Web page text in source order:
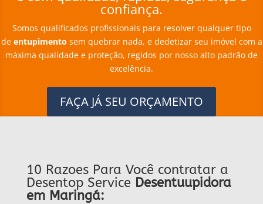
confiança.
Somos qualificados profissionais para resolver qualquer tipo
de entupimento sem quebrar nada, e dedetizar seu imóvel com a
máxima qualidade e proteção, regidos por nosso alto padrão de
excelência.
FAÇA JÁ SEU ORÇAMENTO
10 Razoes Para Você contratar a
Desentop Service Desentuupidora
em Maringá: